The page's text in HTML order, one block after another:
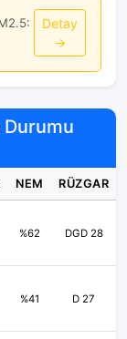
Detay
→
Durumu
NEM RÜZGAR
%62 DGD 28
%41 D 27